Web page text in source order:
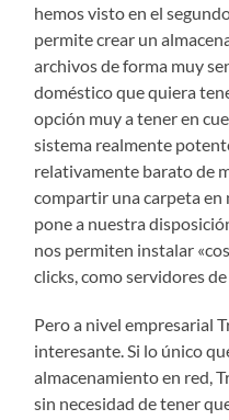
hemos visto en el
permite crear un
archivos de forma muy
doméstico que quiera
opción muy a tener en
sistema realmente
relativamente barato de
compartir una carpeta en
pone a nuestra
nos permiten instalar
clicks, como servidores
Pero a nivel empresarial
interesante. Si lo único
almacenamiento en red,
sin necesidad de tener